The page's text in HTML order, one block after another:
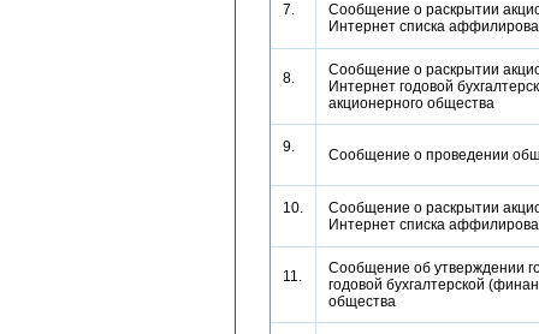
7.
Сообщение о раскрытии
Интернет списка
8.
Сообщение о раскрытии
Интернет годовой
акционерного общества
9. Сообщение о проведении
10.
Сообщение о раскрытии
Интернет списка
11.
Сообщение об утверждении
годовой бухгалтерской
общества